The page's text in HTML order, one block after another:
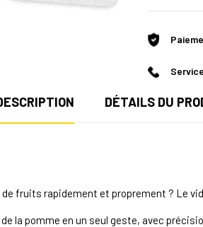
DÉTAILS DU
fruits rapidement et proprement ? Le
la pomme en un seul geste, avec